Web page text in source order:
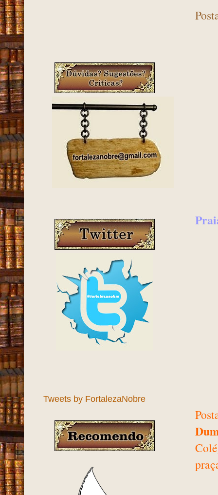
Tweets by FortalezaNobre